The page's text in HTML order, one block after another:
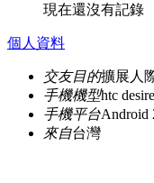
現在還沒有記錄
個人資料
交友目的擴展人
手機機型htc desire
手機平台Android
來自台灣